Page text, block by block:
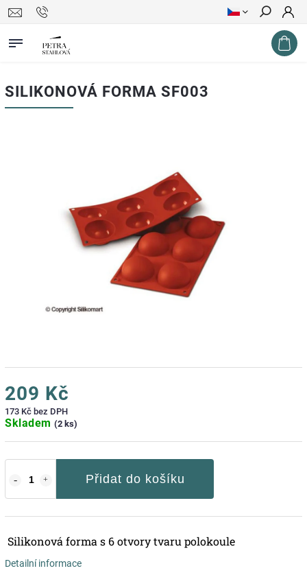
Hledat
SILIKONOVÁ FORMA SF003
209 Kč
173 Kč bez DPH
Skladem (2 ks)
Přidat do košíku
Silikonová forma s 6 otvory tvaru polokoule
Detailní informace